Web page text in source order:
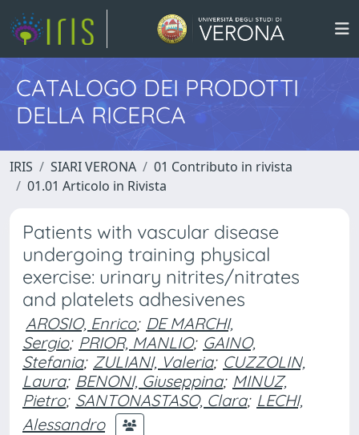
CATALOGO DEI PRODOTTI
DELLA RICERCA
IRIS SIARI VERONA
01 Contributo in rivista
01.01 Articolo in Rivista
Patients with vascular disease
undergoing training physical
exercise: urinary nitrites/nitrates
and platelets adhesivenes
AROSIO, Enrico; DE MARCHI,
Sergio; PRIOR, MANLIO; GAINO,
Stefania; ZULIANI, Valeria; CUZZOLIN,
Laura; BENONI, Giuseppina; MINUZ,
Pietro; SANTONASTASO, Clara; LECHI,
Alessandro